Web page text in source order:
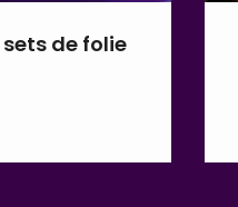
sets de folie